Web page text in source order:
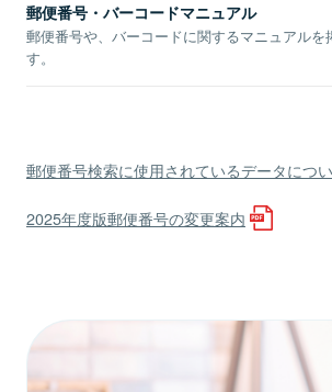
郵便番号・バーコードマニュアル
郵便番号や、バーコードに関するマニュアルを
す。
郵便番号検索に使用されているデータにつ
2025年度版郵便番号の変更案内